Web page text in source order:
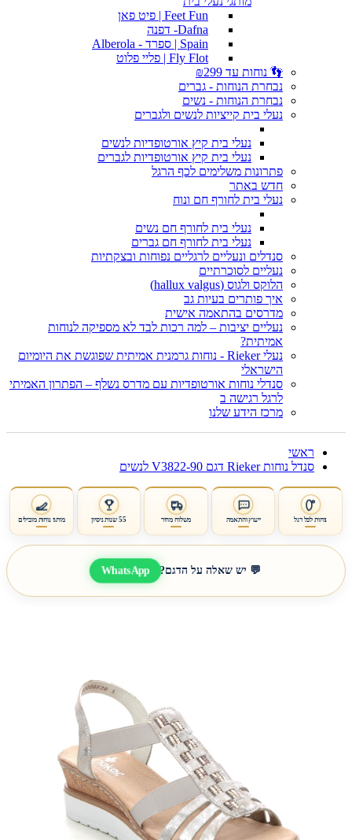
Feet Fun | פיט פאן
Dafna- דפנה
Spain | ספרד - Alberola
Fly Flot | פליי פלוט
👣 נוחות עד ₪299
נבחרת הנוחות - גברים
נבחרת הנוחות - נשים
נעלי בית קייציות לנשים ולגברים
נעלי בית קיץ אורטופדיות לנשים
נעלי בית קיץ אורטופדיות לגברים
פתרונות משלימים לכף הרגל
חדש באתר
נעלי בית לחורף חם ונוח
נעלי בית לחורף חם נשים
נעלי בית לחורף חם גברים
סנדלים ונעליים לרגליים נפוחות ובצקתיות
נעליים לסוכרתיים
הלוקס ולגוס (hallux valgus)
איך פותרים בעיות גב
מדרסים בהתאמה אישית
נעליים יציבות – למה רכות לבד לא מספיקה לנוחות
אמיתית?
נעלי Rieker - נוחות גרמנית אמיתית שפוגשת את היומיום
הישראלי
סנדלי נוחות אורטופדיות עם מדרס נשלף – הפתרון האמיתי
לרגל רגישה ב
מרכז הידע שלנו
ראשי
סנדל נוחות Rieker דגם V3822-90 לנשים
נוחות לכל רגל ייעוץ והתאמה משלוח מהיר 55 שנות ניסיון מותגי נוחות מובילים
💬 יש שאלה על הדגם? WhatsApp